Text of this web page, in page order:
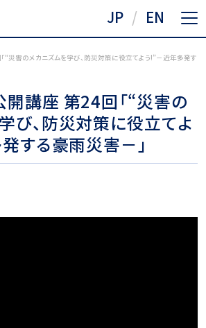
JP EN
“災害のメカニズムを学び、防災対策に役立てよう!”－近年多発す
講座 第24回「“災害の
び、防災対策に役立てよ
する豪雨災害－」